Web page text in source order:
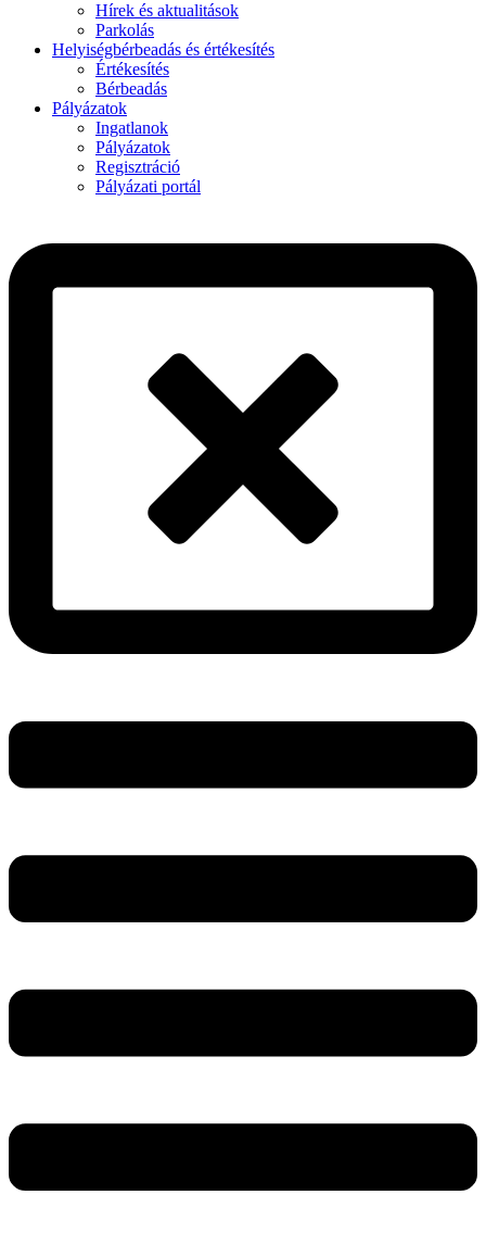
Hírek és aktualitások
Parkolás
Helyiségbérbeadás és értékesítés
Értékesítés
Bérbeadás
Pályázatok
Ingatlanok
Pályázatok
Regisztráció
Pályázati portál